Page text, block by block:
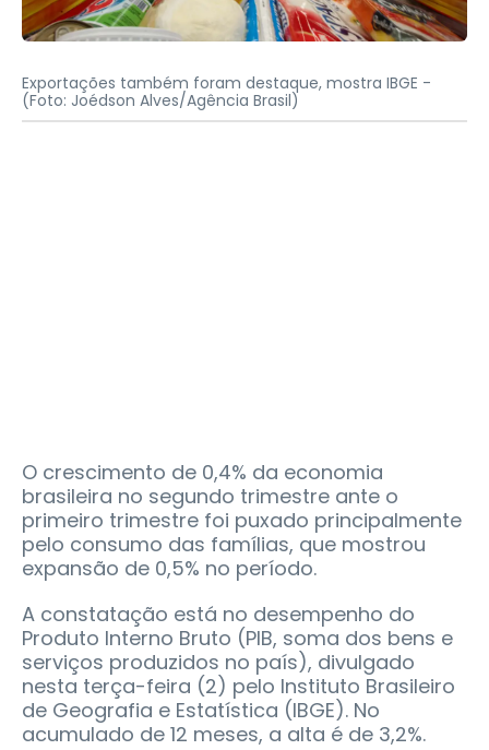
Exportações também foram destaque, mostra IBGE -
(Foto: Joédson Alves/Agência Brasil)
O crescimento de 0,4% da economia
brasileira no segundo trimestre ante o
primeiro trimestre foi puxado principalmente
pelo consumo das famílias, que mostrou
expansão de 0,5% no período.
A constatação está no desempenho do
Produto Interno Bruto (PIB, soma dos bens e
serviços produzidos no país), divulgado
nesta terça-feira (2) pelo Instituto Brasileiro
de Geografia e Estatística (IBGE). No
acumulado de 12 meses, a alta é de 3,2%.